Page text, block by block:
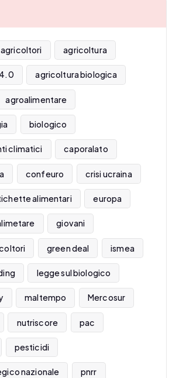
agricoltori agricoltura
agricoltura biologica
agroalimentare
biologico
climatici caporalato
confeuro crisi ucraina
alimentari europa
giovani
green deal ismea
legge sul biologico
maltempo Mercosur
nutriscore pac
pesticidi
nazionale pnrr